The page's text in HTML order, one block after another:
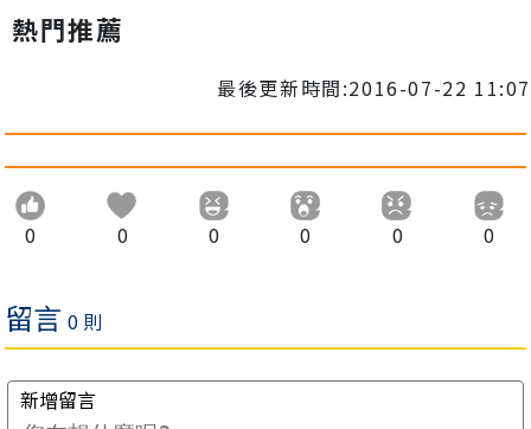
熱門推薦
最後更新時間:2016-07-22 11:07
0 0 0 0 0 0